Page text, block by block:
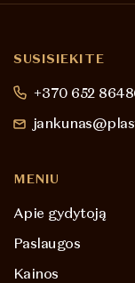
SUSISIEKITE
+370 652
MENIU
Apie gydytoją
Paslaugos
Kainos